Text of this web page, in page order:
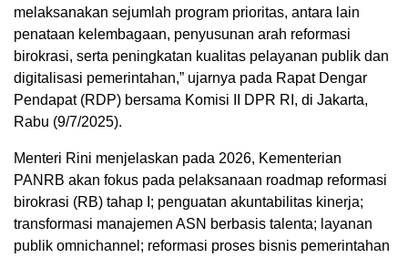
melaksanakan sejumlah program prioritas, antara lain
penataan kelembagaan, penyusunan arah reformasi
birokrasi, serta peningkatan kualitas pelayanan publik dan
digitalisasi pemerintahan,” ujarnya pada Rapat Dengar
Pendapat (RDP) bersama Komisi II DPR RI, di Jakarta,
Rabu (9/7/2025).
Menteri Rini menjelaskan pada 2026, Kementerian
PANRB akan fokus pada pelaksanaan roadmap reformasi
birokrasi (RB) tahap I; penguatan akuntabilitas kinerja;
transformasi manajemen ASN berbasis talenta; layanan
publik omnichannel; reformasi proses bisnis pemerintahan